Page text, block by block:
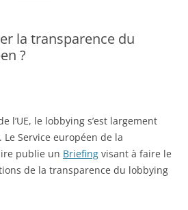
la transparence du
?
l’UE, le lobbying s’est largement
Service européen de la
publie un Briefing visant à faire le
de la transparence du lobbying